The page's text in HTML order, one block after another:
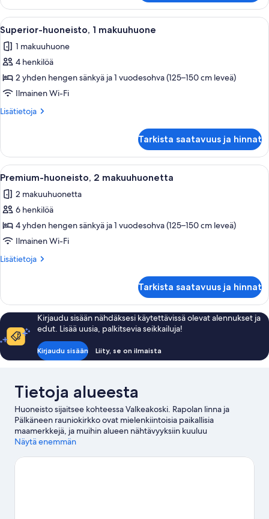
yhden
hengen
sänkyä
Avaa
kaikki
huonetyypin
Superior-
huoneisto,
1
makuuhuone
Siististi pedattu sänky, jossa on
7
Superior-huoneisto, 1 makuuhuone
1 makuuhuone
4 henkilöä
2 yhden hengen sänkyä ja 1 vuodesohva (125–150 cm leveä)
Ilmainen Wi-Fi
Lisätietoja
Lisätietoja
1
makuuhuone
Tarkista saatavuus ja hinnat
Avaa
kaikki
huonetyypin
Premium-
huoneisto,
2
makuuhuonetta
Hotellihuone, jossa on kaksi
6
Premium-huoneisto, 2 makuuhuonetta
2 makuuhuonetta
6 henkilöä
4 yhden hengen sänkyä ja 1 vuodesohva (125–150 cm leveä)
Ilmainen Wi-Fi
Lisätietoja
Lisätietoja
2
makuuhuonetta
Tarkista saatavuus ja hinnat
Kirjaudu sisään nähdäksesi käytettävissä olevat alennukset ja
edut. Lisää uusia, palkitsevia seikkailuja!
Kirjaudu sisään Liity, se on ilmaista
Tietoja alueesta
Huoneisto sijaitsee kohteessa Valkeakoski. Rapolan linna ja
Pälkäneen rauniokirkko ovat mielenkiintoisia paikallisia
maamerkkejä, ja muihin alueen nähtävyyksiin kuuluu
Rapolanharju ja Funpark. Niitty-Seppälän Tila ja Suttisen Tila ovat
aktiviteetteja; täällä voit muun muassa kalastaa.
Näytä enemmän